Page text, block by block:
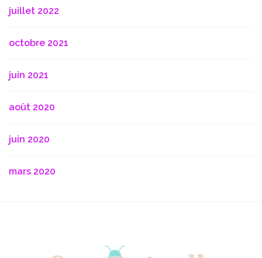
juillet 2022
octobre 2021
juin 2021
août 2020
juin 2020
mars 2020